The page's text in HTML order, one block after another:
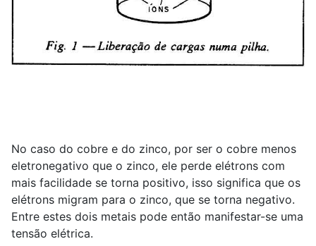
No caso do cobre e do zinco, por ser o cobre menos
eletronegativo que o zinco, ele perde elétrons com
mais facilidade se torna positivo, isso significa que os
elétrons migram para o zinco, que se torna negativo.
Entre estes dois metais pode então manifestar-se uma
tensão elétrica.